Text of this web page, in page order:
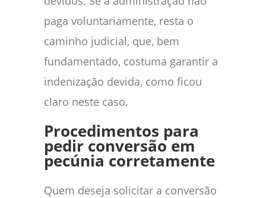
paga voluntariamente, resta o
caminho judicial, que, bem
fundamentado, costuma garantir a
indenização devida, como ficou
claro neste caso.
Procedimentos para
pedir conversão em
pecúnia corretamente
Quem deseja solicitar a conversão